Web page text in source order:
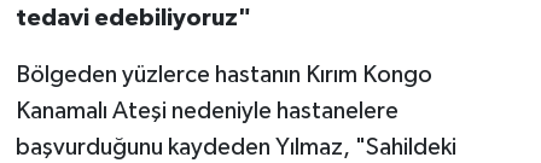
tedavi edebiliyoruz"
Bölgeden yüzlerce hastanın Kırım Kongo
Kanamalı Ateşi nedeniyle hastanelere
başvurduğunu kaydeden Yılmaz, "Sahildeki